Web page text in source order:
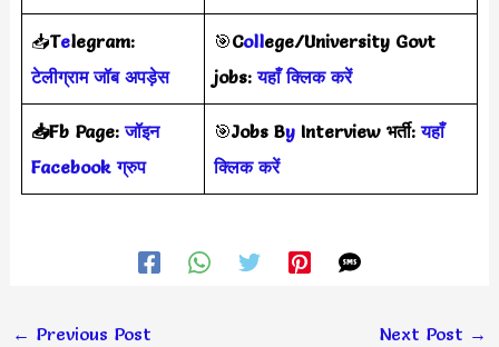
📥Telegram:
टेलीग्राम जॉब अपड़ेस
🎯College/University Govt
jobs:यहाँ क्लिक करें
📥Fb Page:जॉइन
Facebook ग्रुप
🎯Jobs ByInterview भर्ती:यहाँ
क्लिक करें
← Previous Post Next Post →